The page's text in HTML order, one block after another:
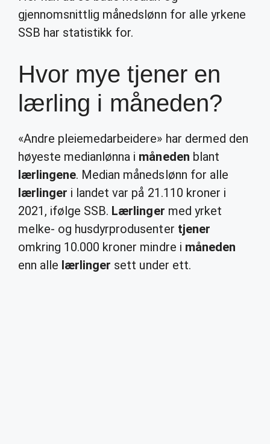
gjennomsnittlig månedslønn for alle yrkene
SSB har statistikk for.
Hvor mye tjener en
lærling i måneden?
«Andre pleiemedarbeidere» har dermed den
høyeste medianlønna i måneden blant
lærlingene. Median månedslønn for alle
lærlinger i landet var på 21.110 kroner i
2021, ifølge SSB. Lærlinger med yrket
melke- og husdyrprodusenter tjener
omkring 10.000 kroner mindre i måneden
enn alle lærlinger sett under ett.